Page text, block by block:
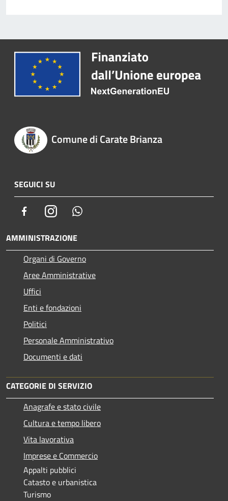
Comune di Carate Brianza
SEGUICI SU
FacebookInstagram
AMMINISTRAZIONE
Organi di Governo
Aree Amministrative
Uffici
Enti e fondazioni
Politici
Personale Amministrativo
Documenti e dati
CATEGORIE DI SERVIZIO
Anagrafe e stato civile
Cultura e tempo libero
Vita lavorativa
Imprese e Commercio
Appalti pubblici
Catasto e urbanistica
Turismo